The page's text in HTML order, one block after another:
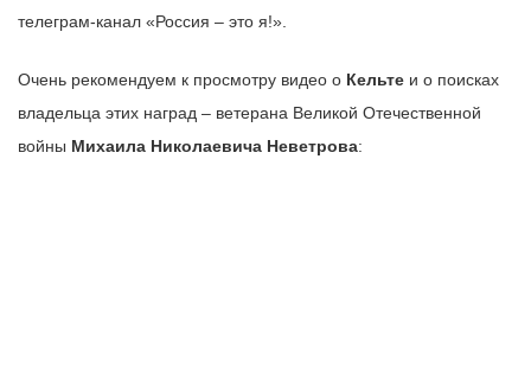
телеграм-канал «Россия – это я!».
Очень рекомендуем к просмотру видео о Кельте и о поисках
владельца этих наград – ветерана Великой Отечественной
войны Михаила Николаевича Неветрова: